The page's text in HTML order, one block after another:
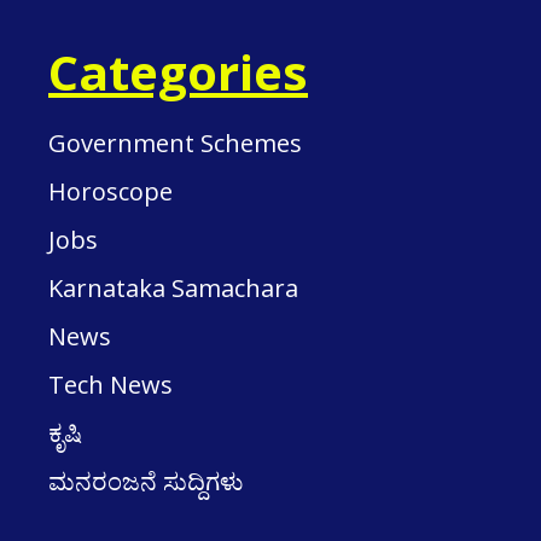
Categories
Government Schemes
Horoscope
Jobs
Karnataka Samachara
News
Tech News
ಕೃಷಿ
ಮನರಂಜನೆ ಸುದ್ದಿಗಳು